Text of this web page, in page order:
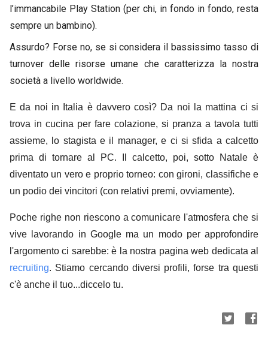
l’immancabile Play Station (per chi, in fondo in fondo, resta
sempre un bambino).
Assurdo? Forse no, se si considera il bassissimo tasso di
turnover delle risorse umane che caratterizza la nostra
società a livello worldwide.
E da noi in Italia è davvero così? Da noi la mattina ci si
trova in cucina per fare colazione, si pranza a tavola tutti
assieme, lo stagista e il manager, e ci si sfida a calcetto
prima di tornare al PC. Il calcetto, poi, sotto Natale è
diventato un vero e proprio torneo: con gironi, classifiche e
un podio dei vincitori (con relativi premi, ovviamente).
Poche righe non riescono a comunicare l'atmosfera che si
vive lavorando in Google ma un modo per approfondire
l'argomento ci sarebbe: è la nostra pagina web dedicata al
recruiting. Stiamo cercando diversi profili, forse tra questi
c'è anche il tuo...diccelo tu.